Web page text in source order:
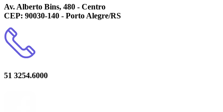
Av. Alberto Bins, 480 - Centro
CEP: 90030-140 - Porto Alegre/RS
51 3254.6000